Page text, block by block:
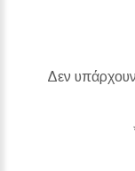
Δεν